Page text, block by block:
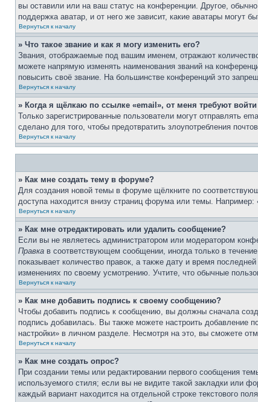
вы оставили или на ваш статус на конференции. Другое,
поддержка аватар, и от него же зависит, какие аватары могут
Вернуться к началу
» Что такое звание и как я могу изменить его?
Звания, отображаемые под вашим именем, отражают
можете напрямую изменять наименования званий на
повысить своё звание. На большинстве конференций это
Вернуться к началу
» Когда я щёлкаю по ссылке «email», от меня требуют
Только зарегистрированные пользователи могут отправлять
сделано для того, чтобы предотвратить злоупотребления
Вернуться к началу
» Как мне создать тему в форуме?
Для создания новой темы в форуме щёлкните по
доступа находится внизу страниц форума или темы.
Вернуться к началу
» Как мне отредактировать или удалить сообщение?
Если вы не являетесь администратором или модератором
Правка в соответствующем сообщении, иногда только в
показывает количество правок, а также дату и время
изменениях по своему усмотрению. Учтите, что обычные
Вернуться к началу
» Как мне добавить подпись к своему сообщению?
Чтобы добавить подпись к сообщению, вы должны сначала
подпись добавилась. Вы также можете настроить
настройки» в личном разделе. Несмотря на это, вы сможете
Вернуться к началу
» Как мне создать опрос?
При создании темы или редактировании первого сообщения
используемого стиля; если вы не видите такой закладки или
каждый вариант находится на отдельной строке текстового